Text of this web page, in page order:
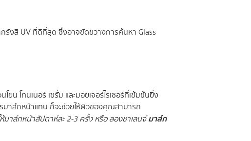
รังสี UV ที่ดีที่สุด ซึ่งอาจขัดขวางการค้นหา Glass
โทนเนอร์ เซรั่ม และมอยเจอร์ไรเซอร์ที่เข้มข้นยิ่ง
มาส์กหน้าแทน ก็จะช่วยให้ผิวของคุณสามารถ
ห้มาส์กหน้าสัปดาห์ละ 2-3 ครั้ง หรือ ลองชาเลนจ์มาส์ก